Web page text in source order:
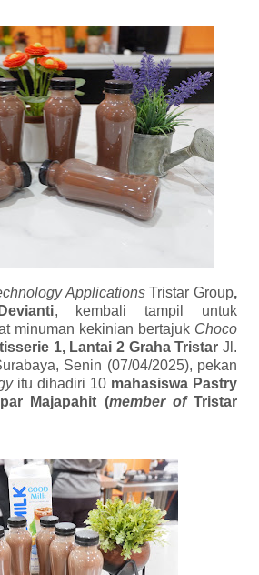
ApplicationsTristar Group,
, kembali tampil untuk
minuman kekinian bertajuk Choco
1, Lantai 2 Graha Tristar Jl.
Senin (07/04/2025), pekan
itu dihadiri 10 mahasiswa Pastry
Majapahit (member ofTristar